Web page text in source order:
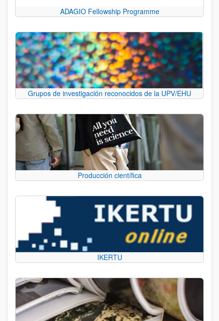
ADAGIO Fellowship Programme
Grupos de investigación reconocidos de la UPV/EHU
Producción científica
IKERTU